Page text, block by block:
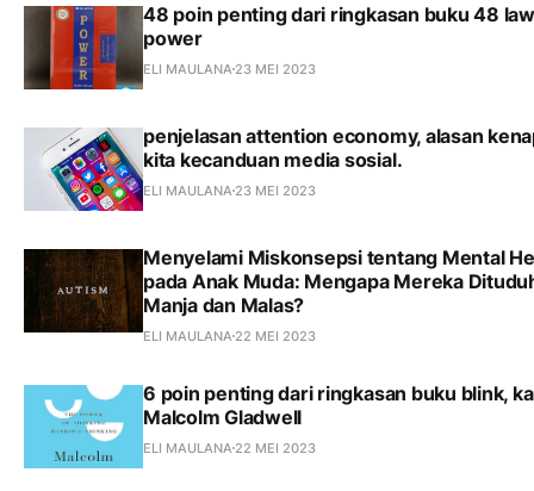
48 poin penting dari ringkasan buku 48
power
ELI MAULANA 23 MEI 2023
penjelasan attention economy, alasan
kita kecanduan media sosial.
ELI MAULANA 23 MEI 2023
Menyelami Miskonsepsi tentang Mental
pada Anak Muda: Mengapa Mereka
Manja dan Malas?
ELI MAULANA 22 MEI 2023
6 poin penting dari ringkasan buku blink,
Malcolm Gladwell
ELI MAULANA 22 MEI 2023